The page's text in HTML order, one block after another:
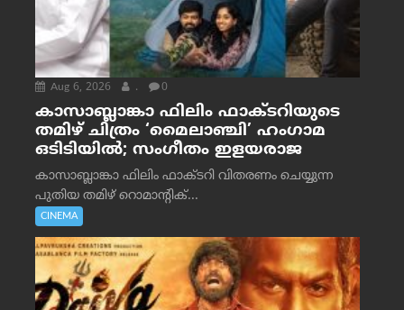
Aug 6, 2026 . 0
കാസാബ്ലാങ്കാ ഫിലിം ഫാക്ടറിയുടെ
തമിഴ് ചിത്രം ‘മൈലാഞ്ചി’ ഹംഗാമ
ഒടിടിയിൽ; സംഗീതം ഇളയരാജ
കാസാബ്ലാങ്കാ ഫിലിം ഫാക്ടറി വിതരണം ചെയ്യുന്ന
പുതിയ തമിഴ് റൊമാന്റിക്...
CINEMA